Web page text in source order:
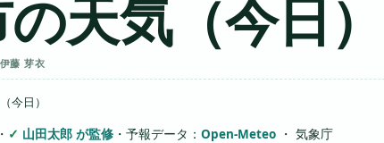
天気（今日）
藤 芽衣
今日）
・ 山田太郎 が監修 ・ 予報データ： Open-Meteo ・ 気象庁